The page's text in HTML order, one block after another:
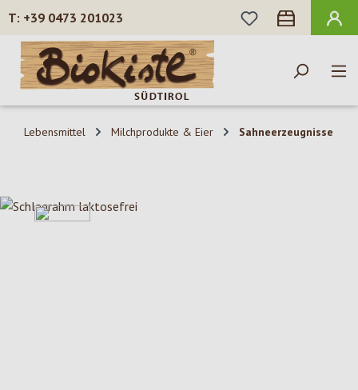
Zum Hauptinhalt springen
+39 0473 201023
DU HAST 0
Lebensmittel Milchprodukte & Eier Sahneerzeugnisse
Bildergalerie überspringen